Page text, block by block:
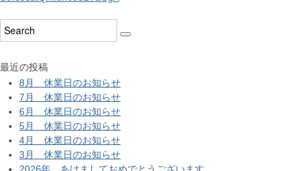
最近の投稿
8月 休業日のお知らせ
7月 休業日のお知らせ
6月 休業日のお知らせ
5月 休業日のお知らせ
4月 休業日のお知らせ
3月 休業日のお知らせ